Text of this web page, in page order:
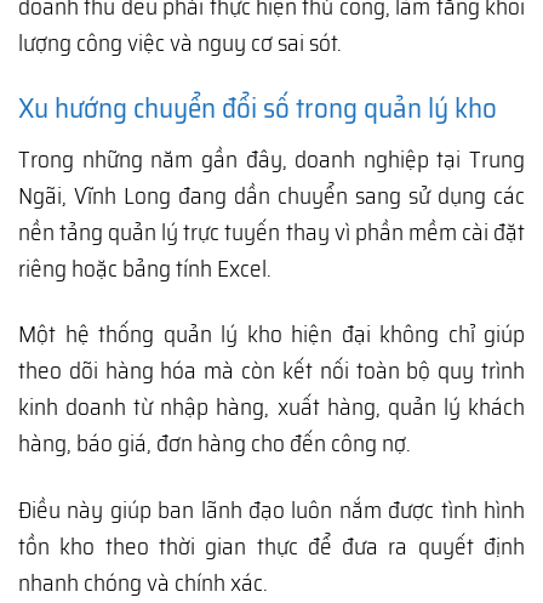
lượng công việc và nguy cơ sai sót.
Xu hướng chuyển đổi số trong quản lý kho
Trong những năm gần đây, doanh nghiệp tại Trung
Ngãi, Vĩnh Long đang dần chuyển sang sử dụng các
nền tảng quản lý trực tuyến thay vì phần mềm cài đặt
riêng hoặc bảng tính Excel.
Một hệ thống quản lý kho hiện đại không chỉ giúp
theo dõi hàng hóa mà còn kết nối toàn bộ quy trình
kinh doanh từ nhập hàng, xuất hàng, quản lý khách
hàng, báo giá, đơn hàng cho đến công nợ.
Điều này giúp ban lãnh đạo luôn nắm được tình hình
tồn kho theo thời gian thực để đưa ra quyết định
nhanh chóng và chính xác.